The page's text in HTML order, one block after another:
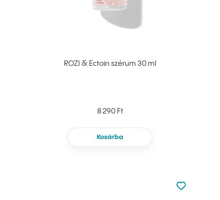
ROZI & Ectoin szérum 30 ml
8 290 Ft
Kosárba
Nincsen
Hozzáadás